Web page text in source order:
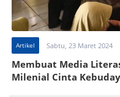
Artikel Sabtu, 23 Maret 2024
Membuat Media
Milenial Cinta